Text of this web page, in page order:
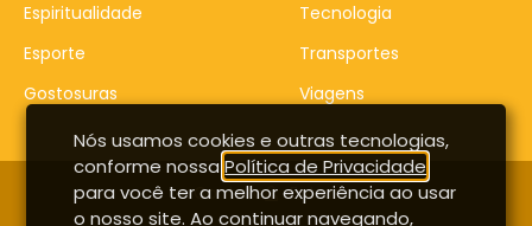
Espiritualidade
Esporte
Gostosuras
Tecnologia
Transportes
Viagens
Contato
Entrar
Nós usamos cookies e outras tecnologias,
conforme nossaPolítica de Privacidade
para você ter a melhor experiência ao usar
o nosso site. Ao continuar navegando,